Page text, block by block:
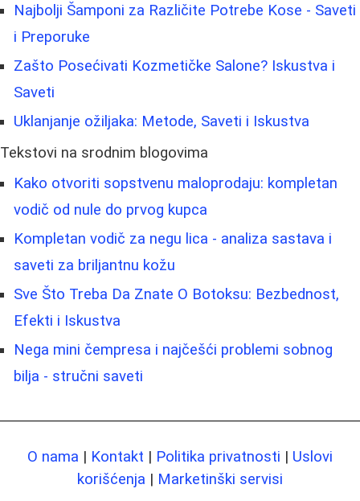
Najbolji Šamponi za Različite Potrebe Kose - Saveti
i Preporuke
Zašto Posećivati Kozmetičke Salone? Iskustva i
Saveti
Uklanjanje ožiljaka: Metode, Saveti i Iskustva
Tekstovi na srodnim blogovima
Kako otvoriti sopstvenu maloprodaju: kompletan
vodič od nule do prvog kupca
Kompletan vodič za negu lica - analiza sastava i
saveti za briljantnu kožu
Sve Što Treba Da Znate O Botoksu: Bezbednost,
Efekti i Iskustva
Nega mini čempresa i najčešći problemi sobnog
bilja - stručni saveti
O nama | Kontakt | Politika privatnosti | Uslovi
korišćenja | Marketinški servisi